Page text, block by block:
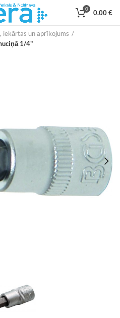
0 0.00€
un aprīkojums
1/4"